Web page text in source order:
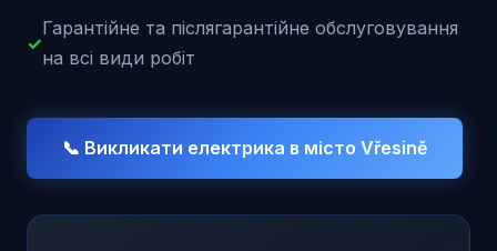
✓
Гарантійне та післягарантійне обслуговування
на всі види робіт
📞 Викликати електрика в місто Vřesině